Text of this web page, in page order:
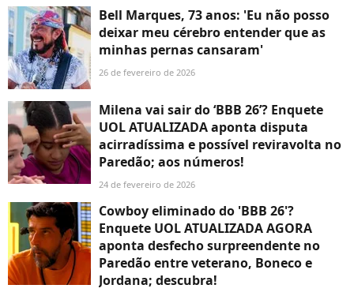
Bell Marques, 73 anos: 'Eu não posso
deixar meu cérebro entender que as
minhas pernas cansaram'
26 de fevereiro de 2026
Milena vai sair do ‘BBB 26’? Enquete
UOL ATUALIZADA aponta disputa
acirradíssima e possível reviravolta no
Paredão; aos números!
24 de fevereiro de 2026
Cowboy eliminado do 'BBB 26'?
Enquete UOL ATUALIZADA AGORA
aponta desfecho surpreendente no
Paredão entre veterano, Boneco e
Jordana; descubra!